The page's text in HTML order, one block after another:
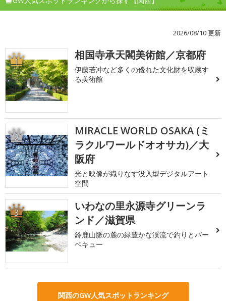
2026/08/10 更新
1 相国寺承天閣美術館／京都府
伊藤若冲など多くの優れた文化財を収蔵す
る美術館
2
MIRACLE WORLD OSAKA (ミ
ラクルワールドオオサカ)／大
阪府
光と映像が織りなす没入型デジタルアート
空間
3
いわなの里永源寺グリーンラ
ンド／滋賀県
鈴鹿山脈の麓の緑豊かな渓流で釣りとバー
ベキュー
関西のGW人気スポットランキング